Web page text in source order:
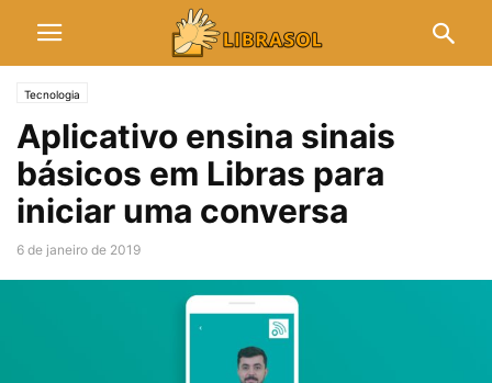
Tecnologia
Aplicativo ensina sinais
básicos em Libras para
iniciar uma conversa
6 de janeiro de 2019